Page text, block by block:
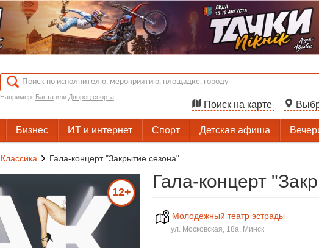
Например: Бастаили Дворец спорта
Поиск на карте
Бизнес ИТ и интернет Спорт Детская афиша
Классика Гала-концерт "Закрытие сезона"
12+
Гала-концерт
Молодежный театр эстрады
ул. Московская, 18а, Минск